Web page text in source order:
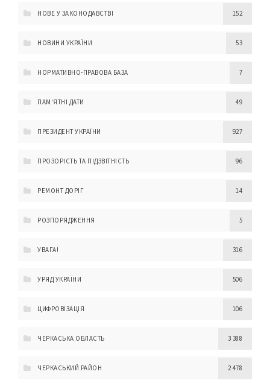
НОВЕ У ЗАКОНОДАВСТВІ 152
НОВИНИ УКРАЇНИ 53
НОРМАТИВНО-ПРАВОВА БАЗА 7
ПАМ'ЯТНІ ДАТИ 49
ПРЕЗИДЕНТ УКРАЇНИ 927
ПРОЗОРІСТЬ ТА ПІДЗВІТНІСТЬ 96
РЕМОНТ ДОРІГ 14
РОЗПОРЯДЖЕННЯ 5
УВАГА! 316
УРЯД УКРАЇНИ 506
ЦИФРОВІЗАЦІЯ 106
ЧЕРКАСЬКА ОБЛАСТЬ 3 388
ЧЕРКАСЬКИЙ РАЙОН 2 478